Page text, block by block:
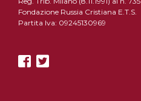
Fondazione Russia Cristiana E.T.S.
Partita Iva: 09245130969